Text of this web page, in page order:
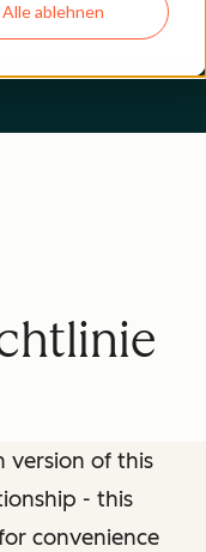
Alle ablehnen
version of this
- this
convenience